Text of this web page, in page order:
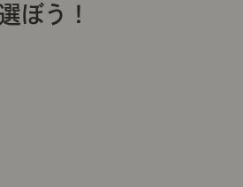
ぼう！